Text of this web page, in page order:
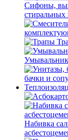
Сифоны,
бачки и
Набивка